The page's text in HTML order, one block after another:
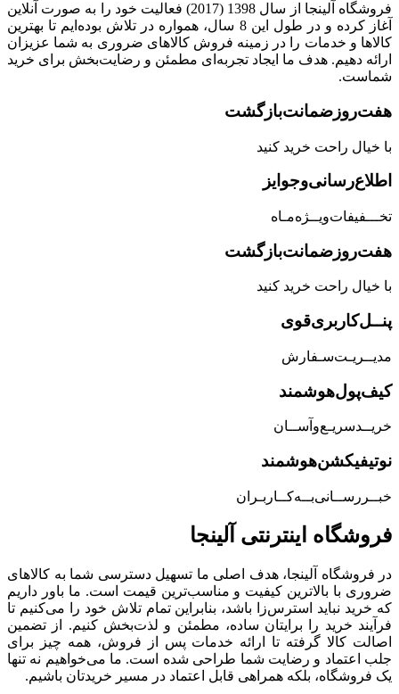
فروشگاه آلینجا از سال 1398 (2017) فعالیت خود را به صورت آنلاین
آغاز کرده و در طول این 8 سال، همواره در تلاش بوده‌ایم تا بهترین
کالاها و خدمات را در زمینه فروش کالاهای ضروری به شما عزیزان
ارائه دهیم. هدف ما ایجاد تجربه‌ای مطمئن و رضایت‌بخش برای خرید
شماست.
هفت‌روز‌ضمانت‌بازگشت
با خیال راحت خرید کنید
اطلاع‌رسانی‌و‌جوایز
تخـــفیفات‌ویــژه‌مـاه
هفت‌روز‌ضمانت‌بازگشت
با خیال راحت خرید کنید
پنــل‌کاربری‌قوی
مدیــریـت‌سـفارش
کیف‌پول‌هوشمند
خریــد‌سریـع‌و‌آســان
نوتیفیکشن‌هوشمند
خبــررســانی‌بــه‌کــاربـران
فروشگاه‌ اینترنتی‌ آلینجا
در فروشگاه آلینجا، هدف اصلی ما تسهیل دسترسی شما به کالاهای
ضروری با بالاترین کیفیت و مناسب‌ترین قیمت است. ما باور داریم
که خرید نباید استرس‌زا باشد، بنابراین تمام تلاش خود را می‌کنیم تا
فرآیند خرید را برایتان ساده، مطمئن و لذت‌بخش کنیم. از تضمین
اصالت کالا گرفته تا ارائه خدمات پس از فروش، همه چیز برای
جلب اعتماد و رضایت شما طراحی شده است. ما می‌خواهیم نه تنها
یک فروشگاه، بلکه همراهی قابل اعتماد در مسیر خریدتان باشیم.